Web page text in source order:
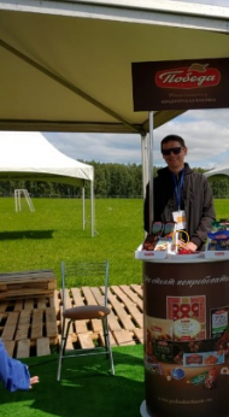
Новости 27
«ПОБЕДА»
КАДРОВОЙ